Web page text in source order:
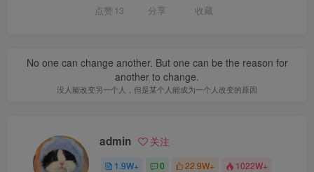
点赞 13 分享 收藏
No one can change another. But one can be the reason for
another to change.
没人能改变另一个人，但是某个人能成为一个人改变的原因
admin 关注
1.9W+ 0 22.9W+ 1022W+